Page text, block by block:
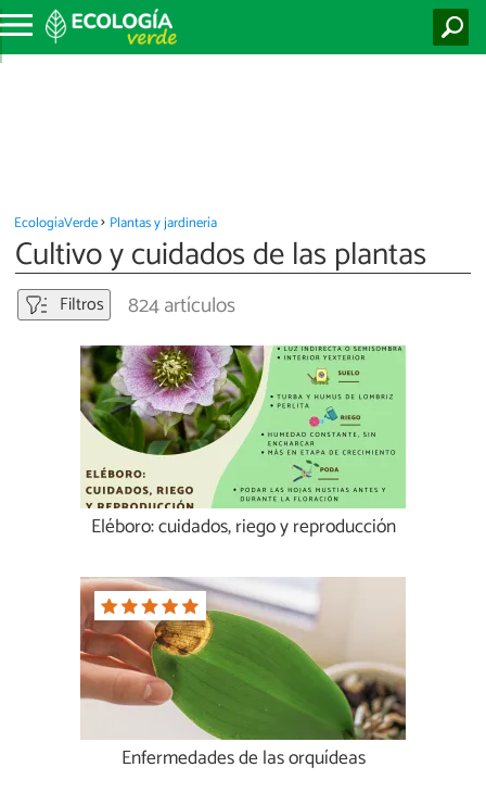
EcologíaVerde Plantas y jardinería
Cultivo y cuidados de las plantas
Filtros 824 artículos
Eléboro: cuidados, riego y reproducción
Enfermedades de las orquídeas